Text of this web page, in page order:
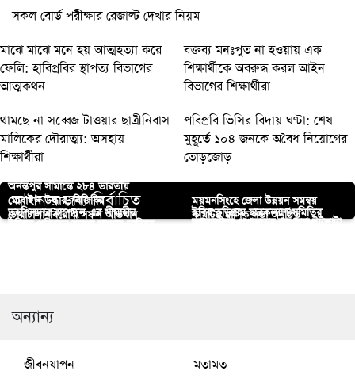
সকল বোর্ড পরীক্ষার রেজাল্ট দেখার নিয়ম
মাঝে মাঝে মনে হয় আত্মহত্যা করে
ফেলি: হাবিপ্রবির স্থাপত্য বিভাগের
আত্মকথন
বক্তব্য মনঃপুত না হওয়ায় এক
শিক্ষার্থীকে অবরুদ্ধ করল আইন
বিভাগের শিক্ষার্থীরা
থামছে না সব্বেজ টাওয়ার ছাত্রীনিবাস
মালিকের দৌরাত্ম্য: অসহায়
শিক্ষার্থীরা
পবিপ্রবি ভিসির বিদায় ঘণ্টা: শেষ
মুহূর্তে ১০৪ জনকে অবৈধ নিয়োগের
তোড়জোড়
আপনার জন্য নির্বাচিত
অনন্তপুর সীমান্তে ২৮৪ ভারতীয়
মোবাইল উদ্ধার, বিজিবির
চোরাচালানবিরোধী সফল অভিযান
ময়মনসিংহে জেলা উন্নয়ন সমন্বয়
কমিটির মাসিক সভা অনুষ্ঠিত
তহশিলদার রাশেদুল এর সীমাহীন
ইবির কুড়িগ্রাম ছাত্রকল্যাণ সমিতির
ইবিতে পরিবহন ব্যবস্থা সংস্কার দাবিতে
রাবি প্রশাসনের সাথে অস্ট্রেলিয়ান
ফুলবাড়ীতে প্রশাসনের বন্ধ করা ইটভাটা
অন্যান্য
জীবনযাপন
মতামত